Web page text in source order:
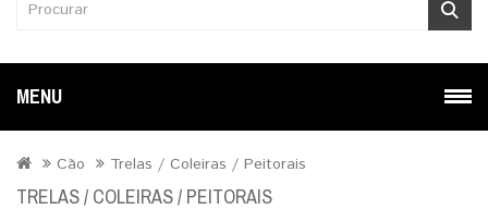
MENU
Cão Trelas / Coleiras / Peitorais
TRELAS / COLEIRAS / PEITORAIS